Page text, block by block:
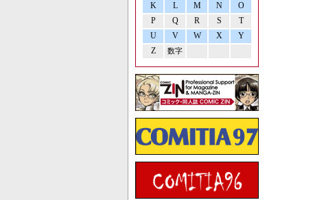
K
L M N
O
P
Q R S
T
U
V W X
Y
Z
数字